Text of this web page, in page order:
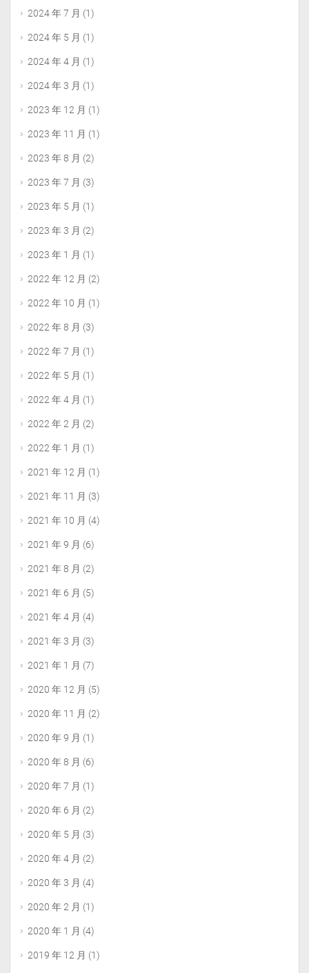
2024 年 7 月 (1)
2024 年 5 月 (1)
2024 年 4 月 (1)
2024 年 3 月 (1)
2023 年 12 月 (1)
2023 年 11 月 (1)
2023 年 8 月 (2)
2023 年 7 月 (3)
2023 年 5 月 (1)
2023 年 3 月 (2)
2023 年 1 月 (1)
2022 年 12 月 (2)
2022 年 10 月 (1)
2022 年 8 月 (3)
2022 年 7 月 (1)
2022 年 5 月 (1)
2022 年 4 月 (1)
2022 年 2 月 (2)
2022 年 1 月 (1)
2021 年 12 月 (1)
2021 年 11 月 (3)
2021 年 10 月 (4)
2021 年 9 月 (6)
2021 年 8 月 (2)
2021 年 6 月 (5)
2021 年 4 月 (4)
2021 年 3 月 (3)
2021 年 1 月 (7)
2020 年 12 月 (5)
2020 年 11 月 (2)
2020 年 9 月 (1)
2020 年 8 月 (6)
2020 年 7 月 (1)
2020 年 6 月 (2)
2020 年 5 月 (3)
2020 年 4 月 (2)
2020 年 3 月 (4)
2020 年 2 月 (1)
2020 年 1 月 (4)
2019 年 12 月 (1)